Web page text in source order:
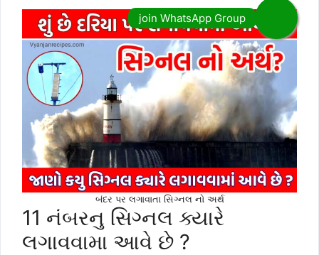
બંદર પર લગાવાતા સિગ્નલ નો અર્થ
11 નંબરનુ સિગ્નલ ક્યારે
લગાવવામા આવે છે ?